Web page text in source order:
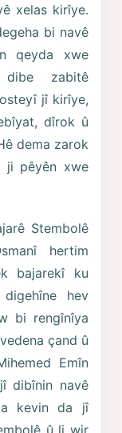
xelas kirîye.
bi navê
qeyda xwe
zabitê
jî kirîye,
dîrok û
dema zarok
ji pêyên xwe
Stembolê
hertim
bajarekî ku
hev
bi rengînîya
çand û
Emîn
dibînin navê
kevin da jî